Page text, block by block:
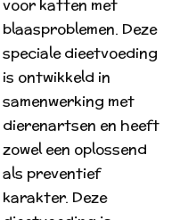
voor katten met
blaasproblemen. Deze
speciale dieetvoeding
is ontwikkeld in
samenwerking met
dierenartsen en heeft
zowel een oplossend
als preventief
karakter. Deze